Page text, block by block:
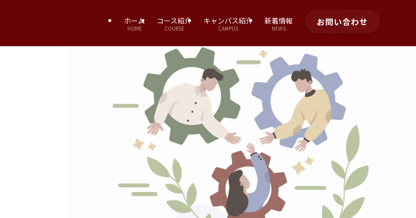
ホーム
HOME
コース紹介
COURSE
キャンパス紹介
CAMPUS
新着情報
NEWS
お問い合わせ